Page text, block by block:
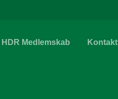
HDR Medlemskab Kontakt